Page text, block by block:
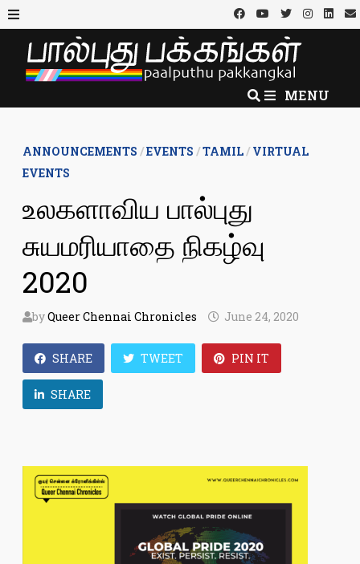
Skip
to
content
MENU
MENU
ANNOUNCEMENTS /EVENTS /TAMIL/VIRTUAL
EVENTS
உலகளாவிய பால்புது
சுயமரியாதை நிகழ்வு
2020
byQueer Chennai Chronicles June 24, 2020
SHARE TWEET PIN IT
SHARE